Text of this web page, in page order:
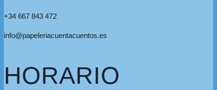
+34 667 843 472
info@papeleriacuentacuentos.es
HORARIO